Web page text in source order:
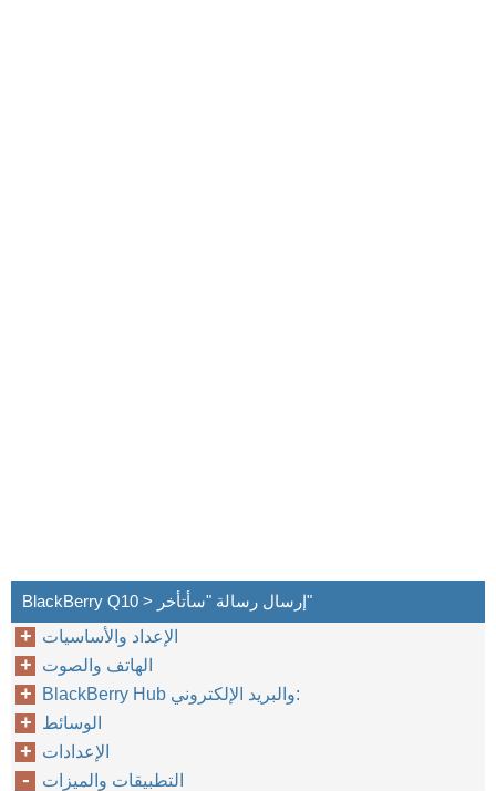
BlackBerry Q10 > إرسال رسالة "سأتأخر"
الإعداد والأساسيات
الهاتف والصوت
BlackBerry Hub والبريد الإلكتروني:
الوسائط
الإعدادات
التطبيقات والميزات